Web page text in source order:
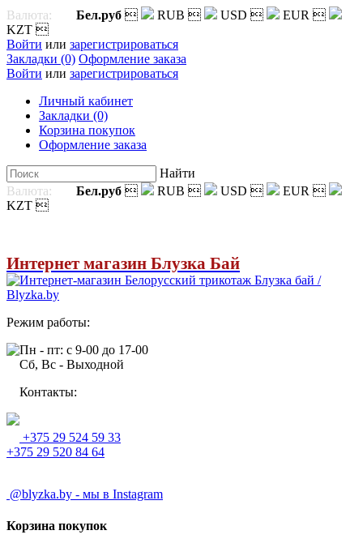
Валюта: Бел.руб  RUB  USD  EUR 
KZT 
Войти или зарегистрироваться
Закладки (0) Оформление заказа
Войти или зарегистрироваться
Личный кабинет
Закладки (0)
Корзина покупок
Оформление заказа
Найти
Валюта:
Бел.руб  RUB  USD  EUR 
KZT 
Интернет магазин Блузка Бай
Режим работы:
Пн - пт: с 9-00 до 17-00
Сб, Вс - Выходной
Контакты:
+375 29 524 59 33
+375 29 520 84 64
@blyzka.by - мы в Instagram
Корзина покупок